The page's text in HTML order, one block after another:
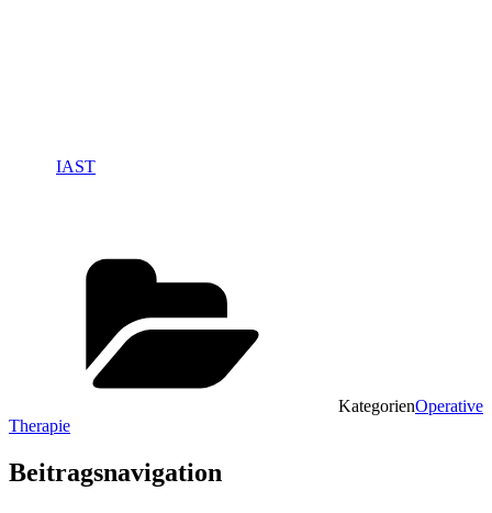
IAST
KategorienOperative
Therapie
Beitragsnavigation